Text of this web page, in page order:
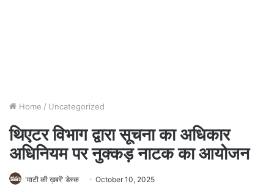
Home / Uncategorized
थिएटर विभाग द्वारा सूचना का अधिकार
अधिनियम पर नुक्कड़ नाटक का आयोजन
'माटी की ख़बरें' डेस्क October 10, 2025